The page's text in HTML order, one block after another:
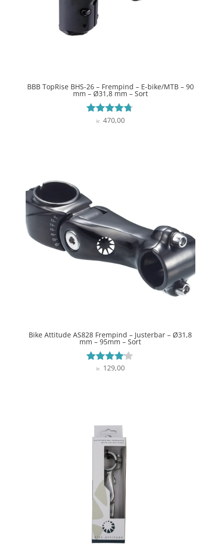
BBB TopRise BHS-26 – Frempind – E-bike/MTB – 90
mm – Ø31,8 mm – Sort
Vurderet
kr. 470,00
Bike Attitude AS828 Frempind – Justerbar – Ø31,8
mm – 95mm – Sort
Vurderet
kr.129,00